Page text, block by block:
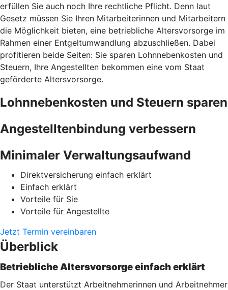
erfüllen Sie auch noch Ihre rechtliche Pflicht. Denn laut
Gesetz müssen Sie Ihren Mitarbeiterinnen und Mitarbeitern
die Möglichkeit bieten, eine betriebliche Altersvorsorge im
Rahmen einer Entgeltumwandlung abzuschließen. Dabei
profitieren beide Seiten: Sie sparen Lohnnebenkosten und
Steuern, Ihre Angestellten bekommen eine vom Staat
geförderte Altersvorsorge.
Lohnnebenkosten und Steuern sparen
Angestelltenbindung verbessern
Minimaler Verwaltungsaufwand
Direktversicherung einfach erklärt
Einfach erklärt
Vorteile für Sie
Vorteile für Angestellte
Jetzt Termin vereinbaren
Überblick
Betriebliche Altersvorsorge einfach erklärt
Der Staat unterstützt Arbeitnehmerinnen und Arbeitnehmer